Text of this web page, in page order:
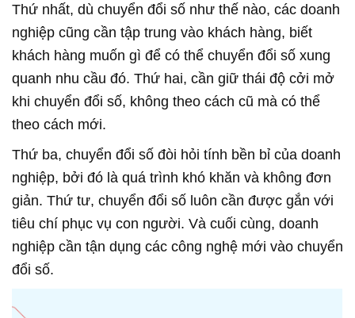
Thứ nhất, dù chuyển đổi số như thế nào, các doanh
nghiệp cũng cần tập trung vào khách hàng, biết
khách hàng muốn gì để có thể chuyển đổi số xung
quanh nhu cầu đó. Thứ hai, cần giữ thái độ cởi mở
khi chuyển đổi số, không theo cách cũ mà có thể
theo cách mới.
Thứ ba, chuyển đổi số đòi hỏi tính bền bỉ của doanh
nghiệp, bởi đó là quá trình khó khăn và không đơn
giản. Thứ tư, chuyển đổi số luôn cần được gắn với
tiêu chí phục vụ con người. Và cuối cùng, doanh
nghiệp cần tận dụng các công nghệ mới vào chuyển
đổi số.